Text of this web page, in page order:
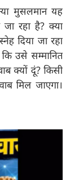
मुसलमान यह
रहा है? क्या
दिया जा रहा
उसे सम्मानित
क्यों दूं? किसी
मिल जाएगा।